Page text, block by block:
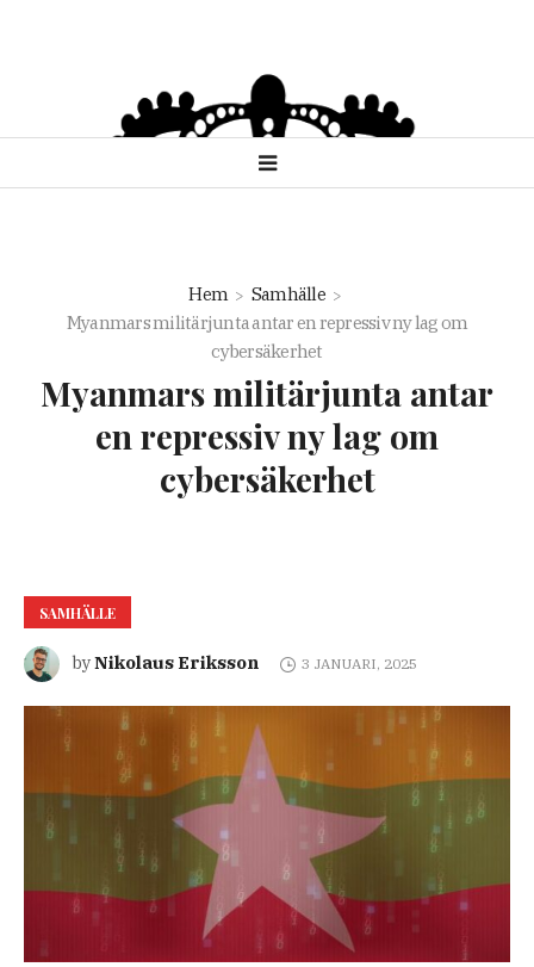
Hem
Samhälle
Myanmars militärjunta antar en repressiv ny lag om
cybersäkerhet
Myanmars militärjunta antar
en repressiv ny lag om
cybersäkerhet
SAMHÄLLE
byNikolaus Eriksson 3 JANUARI, 2025